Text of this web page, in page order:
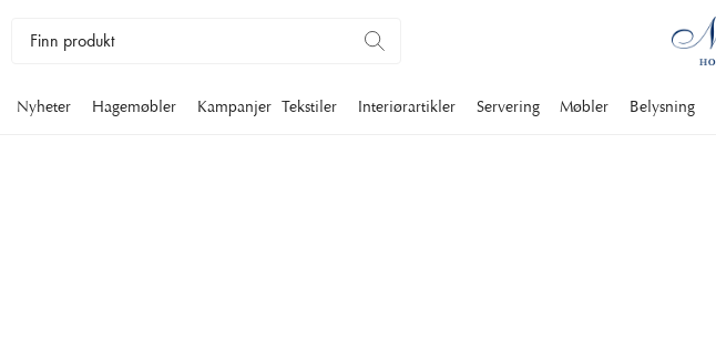
Nyheter Hagemøbler Kampanjer Tekstiler Interiørartikler Servering Møbler Belysning